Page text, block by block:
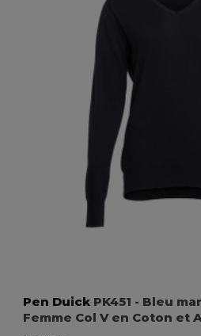
Pen Duick PK451 - Bleu
Femme Col V en Coton et